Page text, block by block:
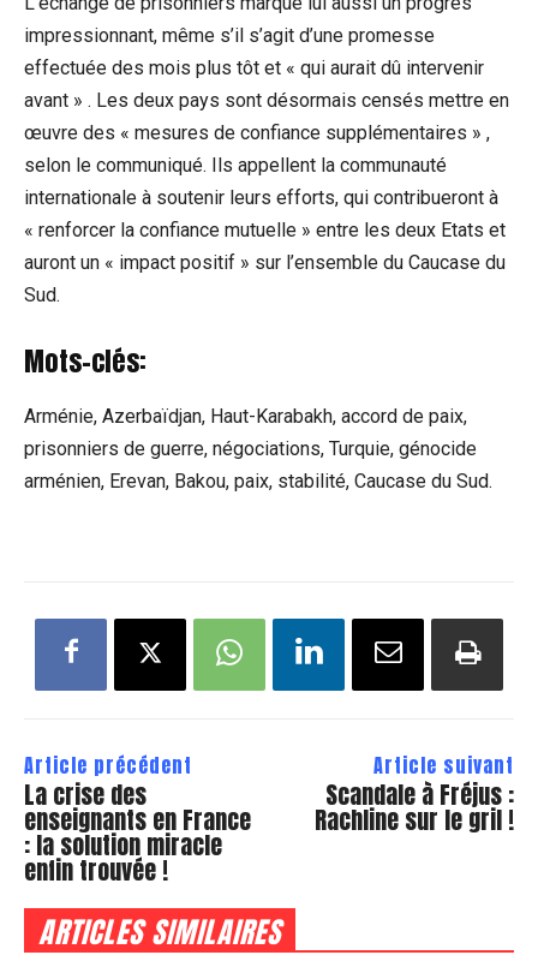
impressionnant, même s’il s’agit d’une promesse
effectuée des mois plus tôt et « qui aurait dû intervenir
avant » . Les deux pays sont désormais censés mettre en
œuvre des « mesures de confiance supplémentaires » ,
selon le communiqué. Ils appellent la communauté
internationale à soutenir leurs efforts, qui contribueront à
« renforcer la confiance mutuelle » entre les deux Etats et
auront un « impact positif » sur l’ensemble du Caucase du
Sud.
Mots-clés:
Arménie, Azerbaïdjan, Haut-Karabakh, accord de paix,
prisonniers de guerre, négociations, Turquie, génocide
arménien, Erevan, Bakou, paix, stabilité, Caucase du Sud.
Article précédent
La crise des
enseignants en France
: la solution miracle
enfin trouvée !
Article suivant
Scandale à Fréjus :
Rachline sur le gril !
ARTICLES SIMILAIRES